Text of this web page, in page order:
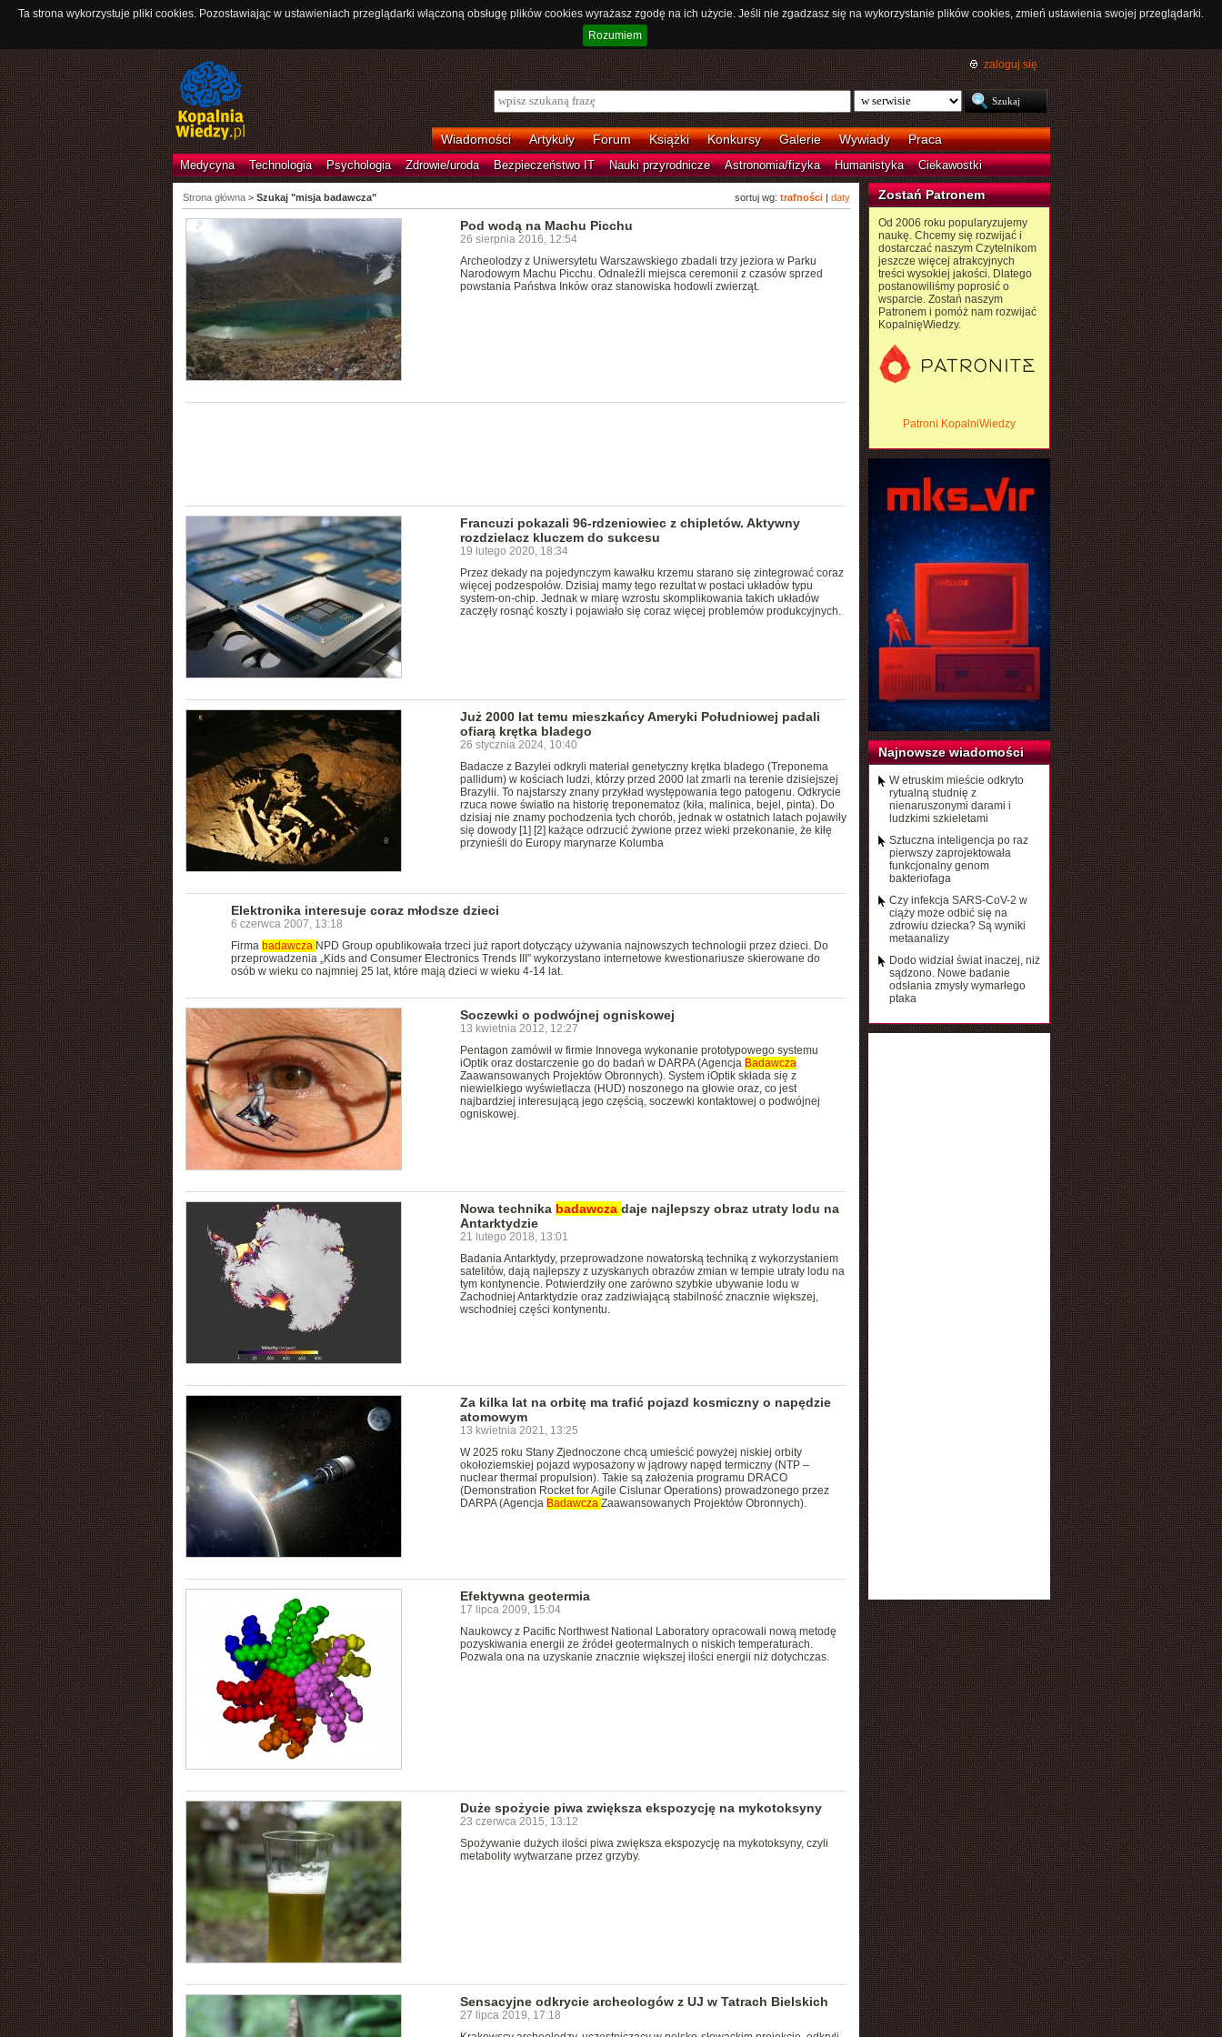
Ta strona wykorzystuje pliki cookies. Pozostawiając w ustawieniach przeglądarki włączoną obsługę plików cookies wyrażasz zgodę na ich użycie. Jeśli nie zgadzasz się na wykorzystanie plików cookies, zmień ustawienia swojej przeglądarki.
Rozumiem
zaloguj się
Wiadomości Artykuły Forum Książki Konkursy Galerie Wywiady Praca
Medycyna Technologia Psychologia Zdrowie/uroda Bezpieczeństwo IT Nauki przyrodnicze Astronomia/fizyka Humanistyka Ciekawostki
sortuj wg: trafności| daty
Strona główna> Szukaj "misja badawcza"
Pod wodą na Machu Picchu
26 sierpnia 2016, 12:54
Archeolodzy z Uniwersytetu Warszawskiego zbadali trzy jeziora w Parku
Narodowym Machu Picchu. Odnaleźli miejsca ceremonii z czasów sprzed
powstania Państwa Inków oraz stanowiska hodowli zwierząt.
Francuzi pokazali 96-rdzeniowiec z chipletów. Aktywny
rozdzielacz kluczem do sukcesu
19 lutego 2020, 18:34
Przez dekady na pojedynczym kawałku krzemu starano się zintegrować coraz
więcej podzespołów. Dzisiaj mamy tego rezultat w postaci układów typu
system-on-chip. Jednak w miarę wzrostu skomplikowania takich układów
zaczęły rosnąć koszty i pojawiało się coraz więcej problemów produkcyjnych.
Już 2000 lat temu mieszkańcy Ameryki Południowej padali
ofiarą krętka bladego
26 stycznia 2024, 10:40
Badacze z Bazylei odkryli materiał genetyczny krętka bladego (Treponema
pallidum) w kościach ludzi, którzy przed 2000 lat zmarli na terenie dzisiejszej
Brazylii. To najstarszy znany przykład występowania tego patogenu. Odkrycie
rzuca nowe światło na historię treponematoz (kiła, malinica, bejel, pinta). Do
dzisiaj nie znamy pochodzenia tych chorób, jednak w ostatnich latach pojawiły
się dowody [1] [2] każące odrzucić żywione przez wieki przekonanie, że kiłę
przynieśli do Europy marynarze Kolumba
Elektronika interesuje coraz młodsze dzieci
6 czerwca 2007, 13:18
Firma badawcza NPD Group opublikowała trzeci już raport dotyczący używania najnowszych technologii przez dzieci. Do
przeprowadzenia „Kids and Consumer Electronics Trends III” wykorzystano internetowe kwestionariusze skierowane do
osób w wieku co najmniej 25 lat, które mają dzieci w wieku 4-14 lat.
Soczewki o podwójnej ogniskowej
13 kwietnia 2012, 12:27
Pentagon zamówił w firmie Innovega wykonanie prototypowego systemu
iOptik oraz dostarczenie go do badań w DARPA (Agencja Badawcza
Zaawansowanych Projektów Obronnych). System iOptik składa się z
niewielkiego wyświetlacza (HUD) noszonego na głowie oraz, co jest
najbardziej interesującą jego częścią, soczewki kontaktowej o podwójnej
ogniskowej.
Nowa technika badawcza daje najlepszy obraz utraty lodu na
Antarktydzie
21 lutego 2018, 13:01
Badania Antarktydy, przeprowadzone nowatorską techniką z wykorzystaniem
satelitów, dają najlepszy z uzyskanych obrazów zmian w tempie utraty lodu na
tym kontynencie. Potwierdziły one zarówno szybkie ubywanie lodu w
Zachodniej Antarktydzie oraz zadziwiającą stabilność znacznie większej,
wschodniej części kontynentu.
Za kilka lat na orbitę ma trafić pojazd kosmiczny o napędzie
atomowym
13 kwietnia 2021, 13:25
W 2025 roku Stany Zjednoczone chcą umieścić powyżej niskiej orbity
okołoziemskiej pojazd wyposażony w jądrowy napęd termiczny (NTP –
nuclear thermal propulsion). Takie są założenia programu DRACO
(Demonstration Rocket for Agile Cislunar Operations) prowadzonego przez
DARPA (Agencja Badawcza Zaawansowanych Projektów Obronnych).
Efektywna geotermia
17 lipca 2009, 15:04
Naukowcy z Pacific Northwest National Laboratory opracowali nową metodę
pozyskiwania energii ze źródeł geotermalnych o niskich temperaturach.
Pozwala ona na uzyskanie znacznie większej ilości energii niż dotychczas.
Duże spożycie piwa zwiększa ekspozycję na mykotoksyny
23 czerwca 2015, 13:12
Spożywanie dużych ilości piwa zwiększa ekspozycję na mykotoksyny, czyli
metabolity wytwarzane przez grzyby.
Sensacyjne odkrycie archeologów z UJ w Tatrach Bielskich
27 lipca 2019, 17:18
Zostań Patronem
Od 2006 roku popularyzujemy
naukę. Chcemy się rozwijać i
dostarczać naszym Czytelnikom
jeszcze więcej atrakcyjnych
treści wysokiej jakości. Dlatego
postanowiliśmy poprosić o
wsparcie. Zostań naszym
Patronem i pomóż nam rozwijać
KopalnięWiedzy.
Patroni KopalniWiedzy
Najnowsze wiadomości
W etruskim mieście odkryto
rytualną studnię z
nienaruszonymi darami i
ludzkimi szkieletami
Sztuczna inteligencja po raz
pierwszy zaprojektowała
funkcjonalny genom
bakteriofaga
Czy infekcja SARS-CoV-2 w
ciąży może odbić się na
zdrowiu dziecka? Są wyniki
metaanalizy
Dodo widział świat inaczej, niż
sądzono. Nowe badanie
odsłania zmysły wymarłego
ptaka